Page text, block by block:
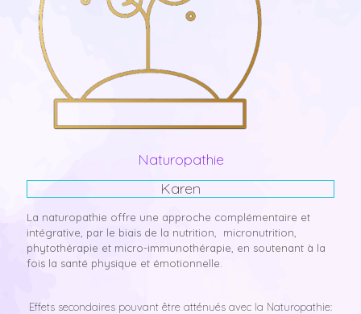
Naturopathie
Karen
La naturopathie offre une approche complémentaire et
intégrative, par le biais de la nutrition, micronutrition,
phytothérapie et micro-immunothérapie, en soutenant à la
fois la santé physique et émotionnelle.
Effets secondaires pouvant être atténués avec la Naturopathie: